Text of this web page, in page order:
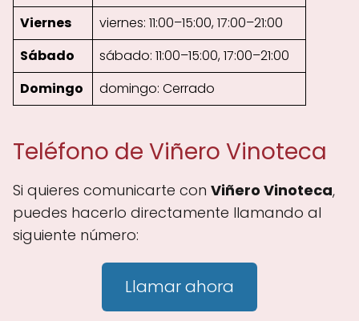
Viernes
viernes: 11:00–15:00, 17:00–21:00
Sábado
sábado: 11:00–15:00, 17:00–21:00
Domingo
domingo: Cerrado
Teléfono de Viñero Vinoteca
Si quieres comunicarte con Viñero Vinoteca,
puedes hacerlo directamente llamando al
siguiente número:
Llamar ahora